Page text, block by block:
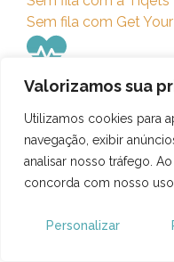
Valorizamos sua
Utilizamos cookies para
navegação, exibir
analisar nosso tráfego.
concorda com nosso
Personalizar
Sem fila com Get
Seguro Viagem
Não viaje
Precisa de chip